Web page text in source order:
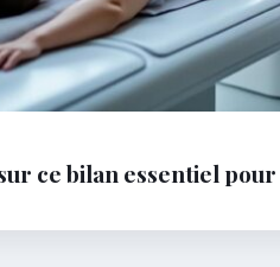
ce bilan essentiel